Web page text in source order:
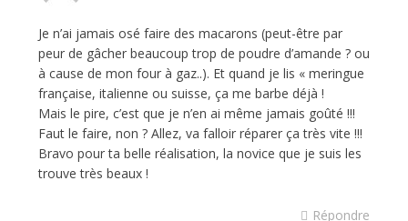
Je n’ai jamais osé faire des macarons (peut-être par
peur de gâcher beaucoup trop de poudre d’amande ? ou
à cause de mon four à gaz..). Et quand je lis « meringue
française, italienne ou suisse, ça me barbe déjà !
Mais le pire, c’est que je n’en ai même jamais goûté !!!
Faut le faire, non ? Allez, va falloir réparer ça très vite !!!
Bravo pour ta belle réalisation, la novice que je suis les
trouve très beaux !
Répondre